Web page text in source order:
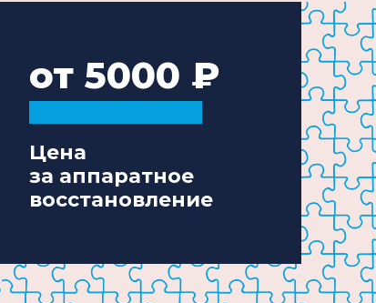
от 5000
Цена
за аппаратное
восстановление